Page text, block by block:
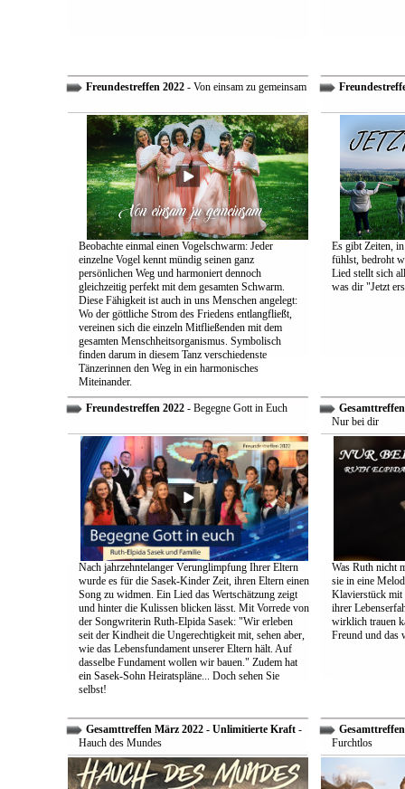
Freundestreffen 2022- Von einsam zu gemeinsam
Beobachte einmal einen Vogelschwarm: Jeder
einzelne Vogel kennt mündig seinen ganz
persönlichen Weg und harmoniert dennoch
gleichzeitig perfekt mit dem gesamten Schwarm.
Diese Fähigkeit ist auch in uns Menschen angelegt:
Wo der göttliche Strom des Friedens entlangfließt,
vereinen sich die einzeln Mitfließenden mit dem
gesamten Menschheitsorganismus. Symbolisch
finden darum in diesem Tanz verschiedenste
Tänzerinnen den Weg in ein harmonisches
Miteinander.
Es gibt Zeiten,
fühlst, bedroht
Lied stellt sich
was dir "Jetzt
Freundestreffen 2022- Begegne Gott in Euch
Nach jahrzehntelanger Verunglimpfung Ihrer Eltern
wurde es für die Sasek-Kinder Zeit, ihren Eltern einen
Song zu widmen. Ein Lied das Wertschätzung zeigt
und hinter die Kulissen blicken lässt. Mit Vorrede von
der Songwriterin Ruth-Elpida Sasek: "Wir erleben
seit der Kindheit die Ungerechtigkeit mit, sehen aber,
wie das Lebensfundament unserer Eltern hält. Auf
dasselbe Fundament wollen wir bauen." Zudem hat
ein Sasek-Sohn Heiratspläne... Doch sehen Sie
selbst!
Nur bei dir
Was Ruth nicht
sie in eine
Klavierstück mit
ihrer
wirklich trauen
Freund und das
Gesamttreffen März 2022 - Unlimitierte Kraft -
Hauch des Mundes
Furchtlos